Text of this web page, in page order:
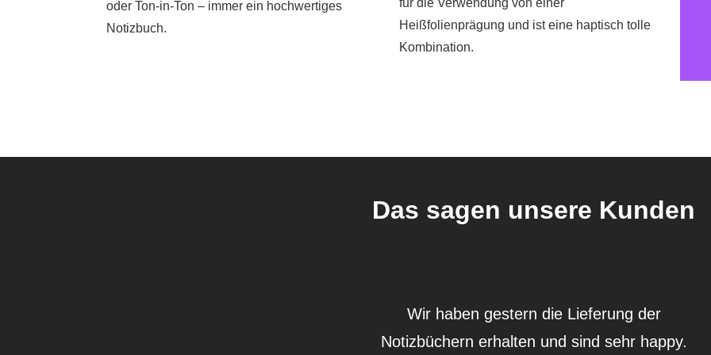
oder Ton-in-Ton – immer ein hochwertiges
Notizbuch.
für die Verwendung von einer
Heißfolienprägung und ist eine haptisch tolle
Kombination.
Das sagen unsere Kunden
Die